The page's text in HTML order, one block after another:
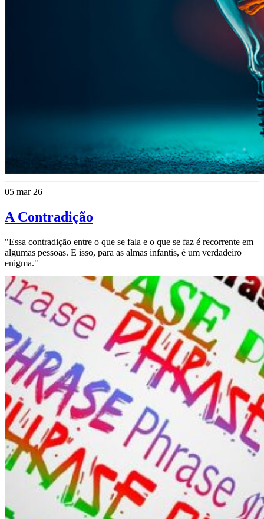
05 mar 26
A Contradição
"Essa contradição entre o que se fala e o que se faz é recorrente em
algumas pessoas. E isso, para as almas infantis, é um verdadeiro
enigma."